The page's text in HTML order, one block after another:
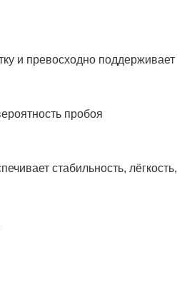
и превосходно поддерживает
пробоя
стабильность, лёгкость,